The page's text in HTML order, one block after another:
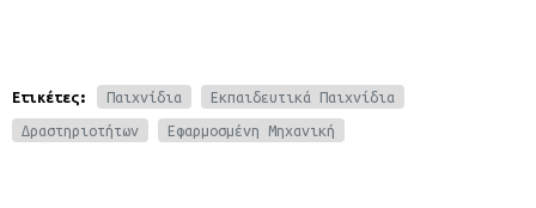
Ετικέτες: Παιχνίδια
Εκπαιδευτικά Παιχνίδια
Δραστηριοτήτων
Εφαρμοσμένη Μηχανική